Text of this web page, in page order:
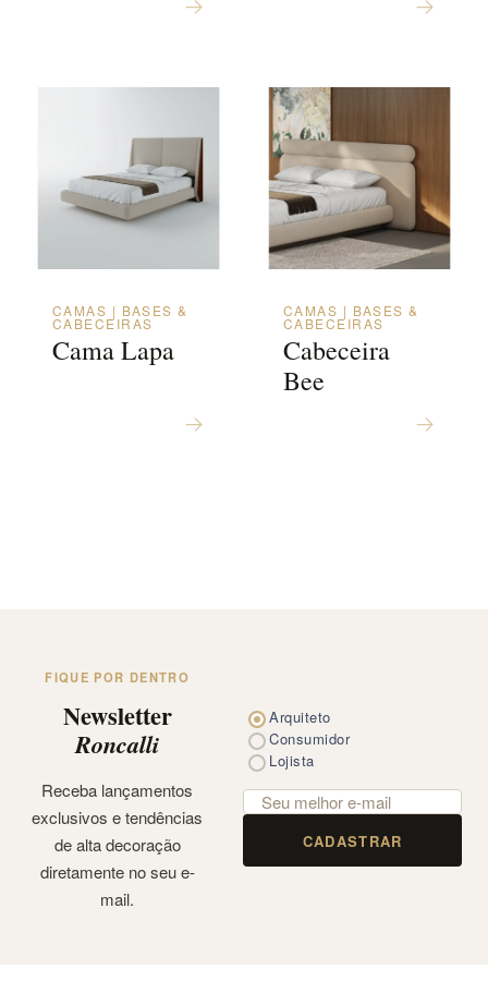
CAMAS | BASES &
CABECEIRAS
Cama Lapa
CAMAS | BASES &
CABECEIRAS
Cabeceira
Bee
FIQUE POR DENTRO
Newsletter
Roncalli
Receba lançamentos
exclusivos e tendências
de alta decoração
diretamente no seu e-
mail.
Arquiteto
Consumidor
Lojista
CADASTRAR